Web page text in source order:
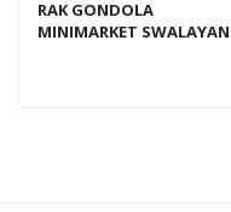
RAK GONDOLA
MINIMARKET SWALAYAN